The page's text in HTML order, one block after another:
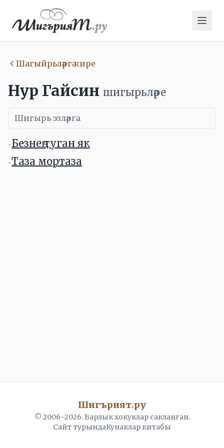
Шагыйрьләргә кире
Нур Гайсин шигырьләре
•Безнең туган як
•Таза мортаза
Шигърият.ру
© 2006–2026. Барлык хокуклар сакланган.
Сайт турындаКунаклар китабы